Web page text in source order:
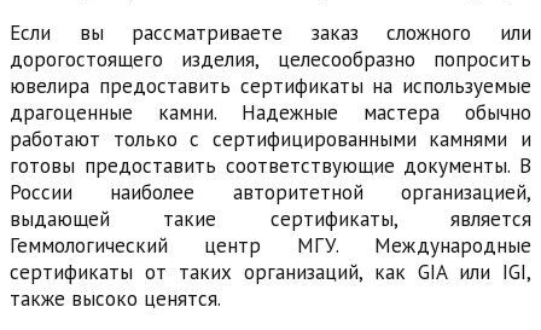
Если вы рассматриваете заказ сложного или
дорогостоящего изделия, целесообразно попросить
ювелира предоставить сертификаты на используемые
драгоценные камни. Надежные мастера обычно
работают только с сертифицированными камнями и
готовы предоставить соответствующие документы. В
России наиболее авторитетной организацией,
выдающей такие сертификаты, является
Геммологический центр МГУ. Международные
сертификаты от таких организаций, как GIA или IGI,
также высоко ценятся.